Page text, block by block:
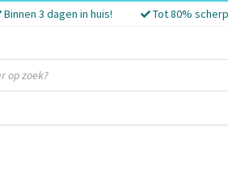
Binnen 3 dagen in huis! Tot 80%